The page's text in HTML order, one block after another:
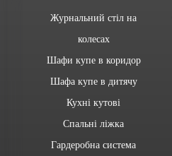
Журнальний стіл на
колесах
Шафи купе в коридор
Шафа купе в дитячу
Кухні кутові
Спальні ліжка
Гардеробна система